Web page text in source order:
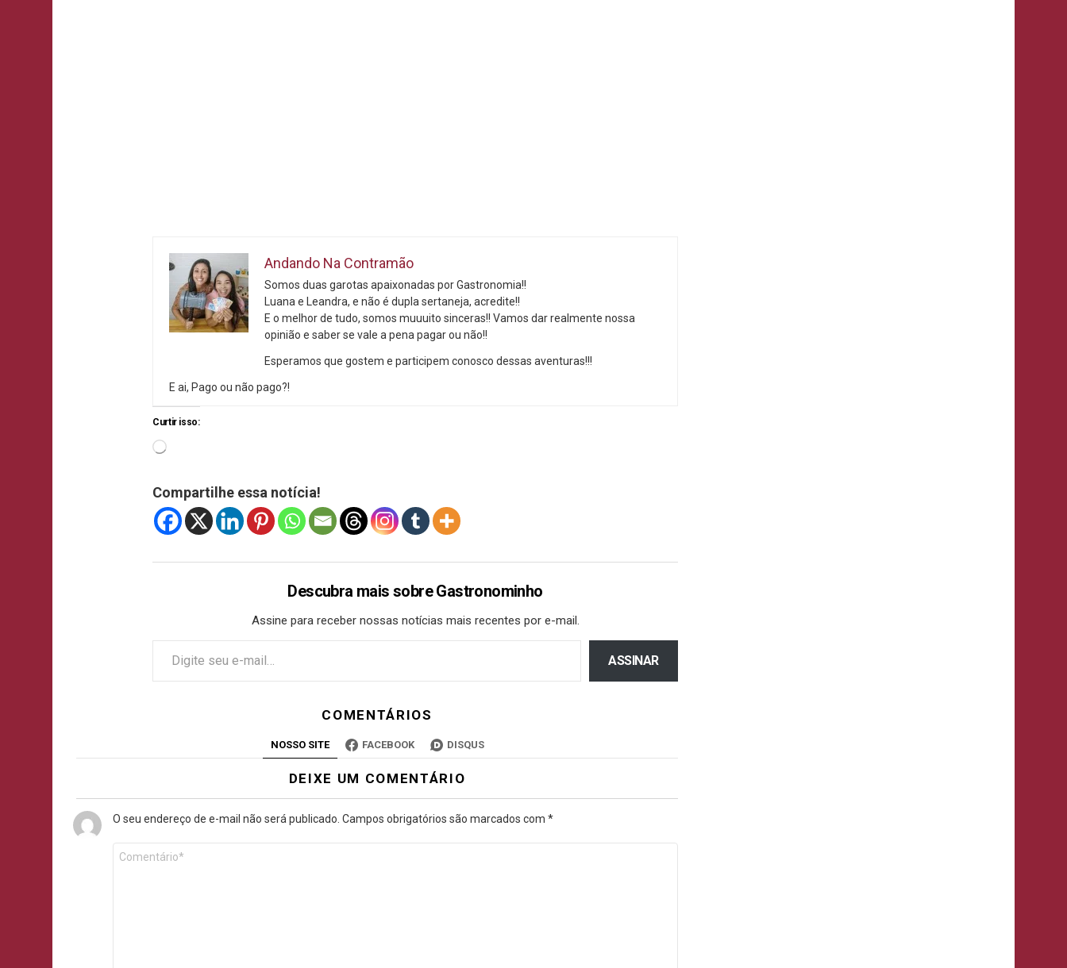
Andando Na Contramão
Somos duas garotas apaixonadas por Gastronomia!!
Luana e Leandra, e não é dupla sertaneja, acredite!!
E o melhor de tudo, somos muuuito sinceras!! Vamos dar realmente nossa
opinião e saber se vale a pena pagar ou não!!
Esperamos que gostem e participem conosco dessas aventuras!!!
E ai, Pago ou não pago?!
Curtir isso:
Compartilhe essa notícia!
Descubra mais sobre Gastronominho
Assine para receber nossas notícias mais recentes por e-mail.
ASSINAR
COMENTÁRIOS
NOSSO SITE FACEBOOK DISQUS
DEIXE UM COMENTÁRIO
O seu endereço de e-mail não será publicado. Campos obrigatórios são marcados com *